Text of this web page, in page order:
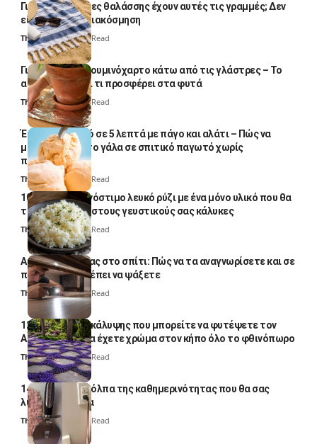
Γιατί οι πετσέτες θαλάσσης έχουν αυτές τις γραμμές; Δεν
είναι μόνο για διακόσμηση
Thali Ombre5 Min Read
Γιατί βάζουν αλουμινόχαρτο κάτω από τις γλάστρες – Το
απλό κόλπο και τι προσφέρει στα φυτά
Thali Ombre4 Min Read
Έτοιμο παγωτό σε 5 λεπτά με πάγο και αλάτι – Πώς να
μετατρέψετε το γάλα σε σπιτικό παγωτό χωρίς
παγωτομηχανή
Thali Ombre 4 Min Read
10 φορές ποιο νόστιμο λευκό ρύζι με ένα μόνο υλικό που θα
το απογειώσει στους γευστικούς σας κάλυκες
Thali Ombre4 Min Read
Αυγά κατσαρίδας στο σπίτι: Πώς να τα αναγνωρίσετε και σε
ποια σημεία πρέπει να ψάξετε
Thali Ombre4 Min Read
12 φυτά εδαφοκάλυψης που μπορείτε να φυτέψετε τον
Αύγουστο για να έχετε χρώμα στον κήπο όλο το φθινόπωρο
Thali Ombre7 Min Read
14 πανέξυπνα κόλπα της καθημερινότητας που θα σας
λύσουν τα χέρια
Thali Ombre 6 Min Read